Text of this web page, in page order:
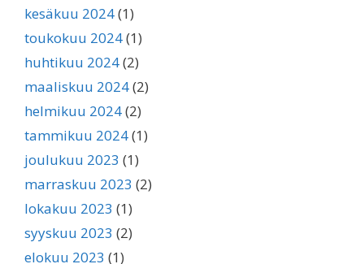
kesäkuu 2024(1)
toukokuu 2024(1)
huhtikuu 2024(2)
maaliskuu 2024(2)
helmikuu 2024(2)
tammikuu 2024(1)
joulukuu 2023 (1)
marraskuu 2023 (2)
lokakuu 2023 (1)
syyskuu 2023 (2)
elokuu 2023 (1)